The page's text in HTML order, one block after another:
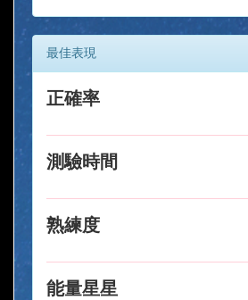
最佳表現
正確率
測驗時間
熟練度
能量星星